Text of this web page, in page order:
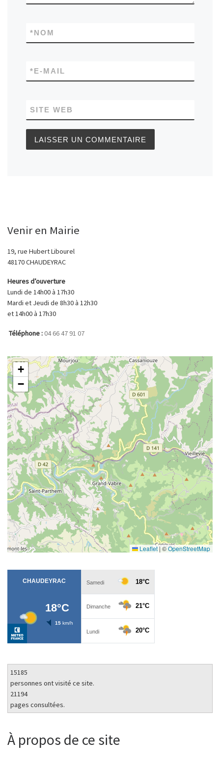
NOM
*
E-MAIL
*
SITE WEB
Venir en Mairie
19, rue Hubert Libourel
48170 CHAUDEYRAC
Heures d’ouverture
Lundi de 14h00 à 17h30
Mardi et Jeudi de 8h30 à 12h30
et 14h00 à 17h30
Téléphone :04 66 47 91 07
+
−
Leaflet|©OpenStreetMap
15185
personnes ont visité ce site.
21194
pages consultées.
À propos de ce site